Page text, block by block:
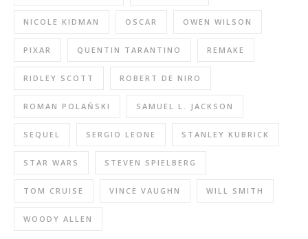
NICOLE KIDMAN OSCAR OWEN WILSON
PIXAR QUENTIN TARANTINO REMAKE
RIDLEY SCOTT ROBERT DE NIRO
ROMAN POLAŃSKI SAMUEL L. JACKSON
SEQUEL SERGIO LEONE STANLEY KUBRICK
STAR WARS STEVEN SPIELBERG
TOM CRUISE VINCE VAUGHN WILL SMITH
WOODY ALLEN